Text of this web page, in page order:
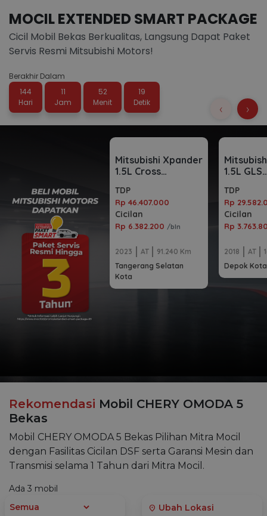
MOCIL EXTENDED SMART PACKAGE
Cicil Mobil Bekas Berkualitas, Langsung Dapat Paket
Servis Resmi Mitsubishi Motors!
Berakhir Dalam
144
Hari
11
Jam
52
Menit
19
Detik
Mitsubishi Xpander
1.5L Cross
TDP
Rp 46.407.000
Cicilan
Rp 6.382.200 /bln
2023 AT
91.240 Km
Tangerang Selatan
Kota
1.5L GLS
TDP
Rp
Cicilan
Rp
2018 AT
Depok Kota
‹ ›
Rekomendasi Mobil CHERY OMODA 5
Bekas
Mobil CHERY OMODA 5 Bekas Pilihan Mitra Mocil
dengan Fasilitas Cicilan DSF serta Garansi Mesin dan
Transmisi selama 1 Tahun dari Mitra Mocil.
Ada 3 mobil
location_on Ubah Lokasi